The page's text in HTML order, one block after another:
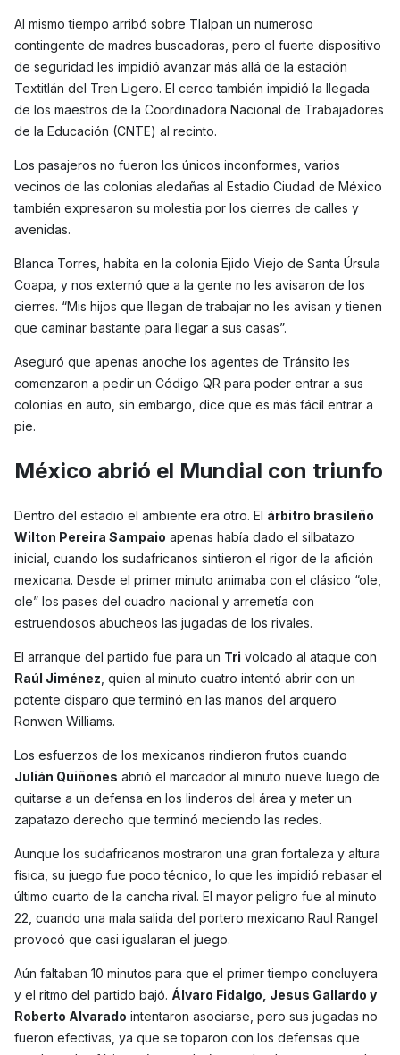
Al mismo tiempo arribó sobre Tlalpan un numeroso
contingente de madres buscadoras, pero el fuerte dispositivo
de seguridad les impidió avanzar más allá de la estación
Textitlán del Tren Ligero. El cerco también impidió la llegada
de los maestros de la Coordinadora Nacional de Trabajadores
de la Educación (CNTE) al recinto.
Los pasajeros no fueron los únicos inconformes, varios
vecinos de las colonias aledañas al Estadio Ciudad de México
también expresaron su molestia por los cierres de calles y
avenidas.
Blanca Torres, habita en la colonia Ejido Viejo de Santa Úrsula
Coapa, y nos externó que a la gente no les avisaron de los
cierres. “Mis hijos que llegan de trabajar no les avisan y tienen
que caminar bastante para llegar a sus casas”.
Aseguró que apenas anoche los agentes de Tránsito les
comenzaron a pedir un Código QR para poder entrar a sus
colonias en auto, sin embargo, dice que es más fácil entrar a
pie.
México abrió el Mundial con triunfo
Dentro del estadio el ambiente era otro. El árbitro brasileño
Wilton Pereira Sampaio apenas había dado el silbatazo
inicial, cuando los sudafricanos sintieron el rigor de la afición
mexicana. Desde el primer minuto animaba con el clásico “ole,
ole” los pases del cuadro nacional y arremetía con
estruendosos abucheos las jugadas de los rivales.
El arranque del partido fue para un Tri volcado al ataque con
Raúl Jiménez , quien al minuto cuatro intentó abrir con un
potente disparo que terminó en las manos del arquero
Ronwen Williams.
Los esfuerzos de los mexicanos rindieron frutos cuando
Julián Quiñones abrió el marcador al minuto nueve luego de
quitarse a un defensa en los linderos del área y meter un
zapatazo derecho que terminó meciendo las redes.
Aunque los sudafricanos mostraron una gran fortaleza y altura
física, su juego fue poco técnico, lo que les impidió rebasar el
último cuarto de la cancha rival. El mayor peligro fue al minuto
22, cuando una mala salida del portero mexicano Raul Rangel
provocó que casi igualaran el juego.
Aún faltaban 10 minutos para que el primer tiempo concluyera
y el ritmo del partido bajó. Álvaro Fidalgo, Jesus Gallardo y
Roberto Alvarado intentaron asociarse, pero sus jugadas no
fueron efectivas, ya que se toparon con los defensas que